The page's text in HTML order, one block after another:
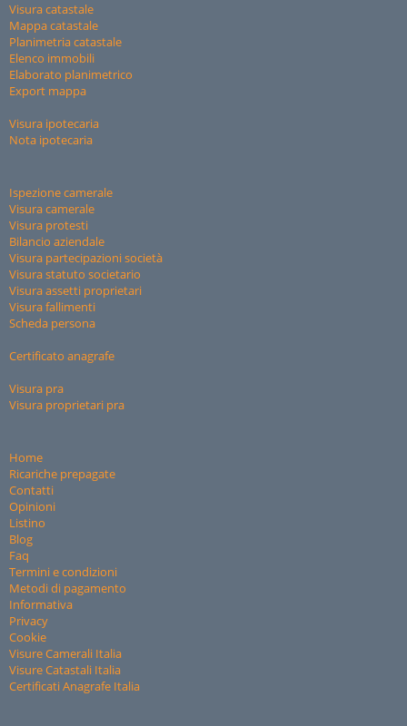
Visura catastale
Mappa catastale
Planimetria catastale
Elenco immobili
Elaborato planimetrico
Export mappa
Visura ipotecaria
Nota ipotecaria
Ispezione camerale
Visura camerale
Visura protesti
Bilancio aziendale
Visura partecipazioni società
Visura statuto societario
Visura assetti proprietari
Visura fallimenti
Scheda persona
Certificato anagrafe
Visura pra
Visura proprietari pra
Home
Ricariche prepagate
Contatti
Opinioni
Listino
Blog
Faq
Termini e condizioni
Metodi di pagamento
Informativa
Privacy
Cookie
Visure Camerali Italia
Visure Catastali Italia
Certificati Anagrafe Italia